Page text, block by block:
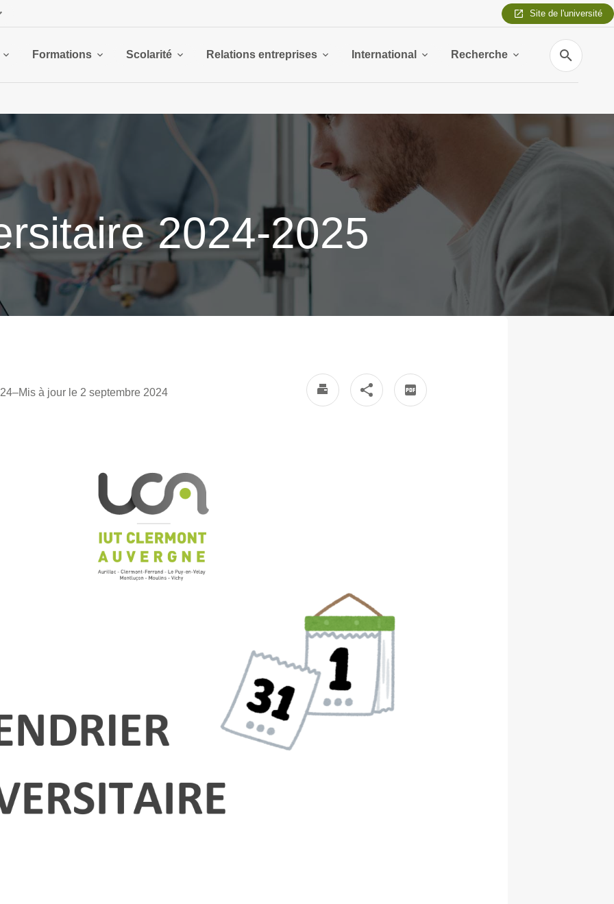
Site de l'université
Formations Scolarité Relations entreprises International Recherche
Recherche
2024-2025
–Mis à jour le 2 septembre 2024